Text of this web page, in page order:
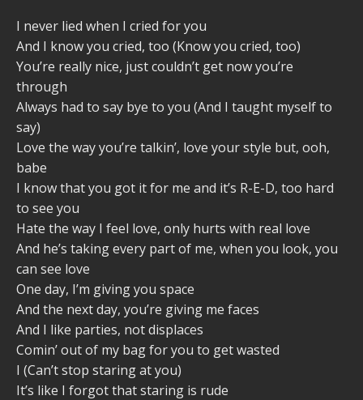
I never lied when I cried for you
And I know you cried, too (Know you cried, too)
You’re really nice, just couldn’t get now you’re
through
Always had to say bye to you (And I taught myself to
say)
Love the way you’re talkin’, love your style but, ooh,
babe
I know that you got it for me and it’s R-E-D, too hard
to see you
Hate the way I feel love, only hurts with real love
And he’s taking every part of me, when you look, you
can see love
One day, I’m giving you space
And the next day, you’re giving me faces
And I like parties, not displaces
Comin’ out of my bag for you to get wasted
I (Can’t stop staring at you)
It’s like I forgot that staring is rude